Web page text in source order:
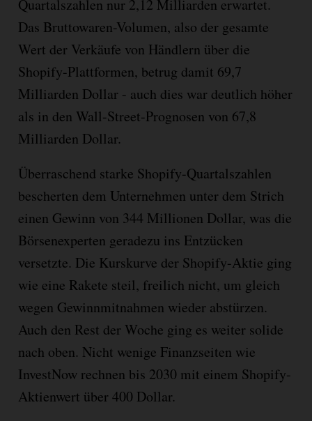
Quartalszahlen nur 2,12 Milliarden erwartet.
Das Bruttowaren-Volumen, also der gesamte
Wert der Verkäufe von Händlern über die
Shopify-Plattformen, betrug damit 69,7
Milliarden Dollar - auch dies war deutlich höher
als in den Wall-Street-Prognosen von 67,8
Milliarden Dollar.
Überraschend starke Shopify-Quartalszahlen
bescherten dem Unternehmen unter dem Strich
einen Gewinn von 344 Millionen Dollar, was die
Börsenexperten geradezu ins Entzücken
versetzte. Die Kurskurve der Shopify-Aktie ging
wie eine Rakete steil, freilich nicht, um gleich
wegen Gewinnmitnahmen wieder abstürzen.
Auch den Rest der Woche ging es weiter solide
nach oben. Nicht wenige Finanzseiten wie
InvestNow rechnen bis 2030 mit einem Shopify-
Aktienwert über 400 Dollar.